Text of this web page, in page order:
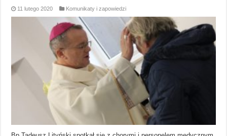
11 lutego 2020 Komunikaty i zapowiedzi